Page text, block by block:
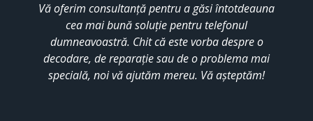
Vă oferim consultanță pentru a găsi întotdeauna
cea mai bună soluție pentru telefonul
dumneavoastră. Chit că este vorba despre o
decodare, de reparație sau de o problema mai
specială, noi vă ajutăm mereu. Vă așteptăm!